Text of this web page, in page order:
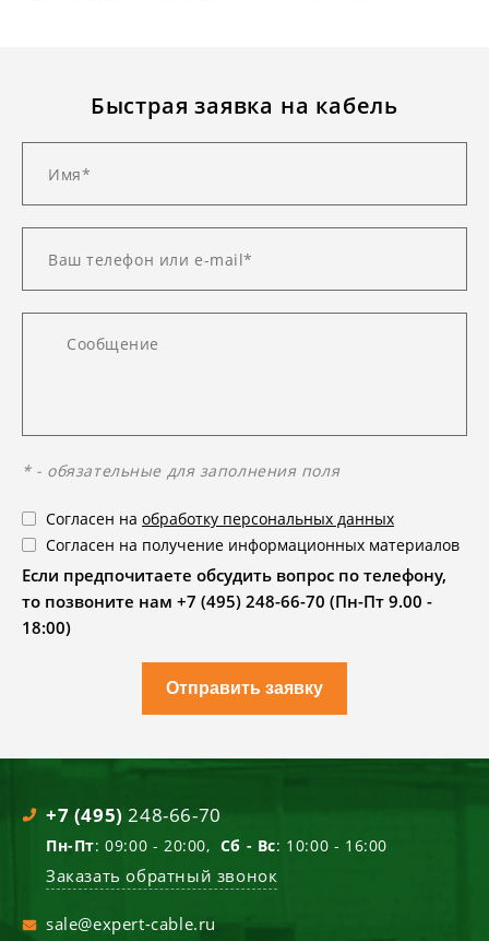
Быстрая заявка на кабель
* - обязательные для заполнения поля
Согласен на обработку персональных данных
Согласен на получение информационных материалов
Если предпочитаете обсудить вопрос по телефону,
то позвоните нам +7 (495) 248-66-70 (Пн-Пт 9.00 -
18:00)
Отправить заявку
+7 (495) 248-66-70
Пн-Пт: 09:00 - 20:00, Сб - Вс: 10:00 - 16:00
Заказать обратный звонок
sale@expert-cable.ru